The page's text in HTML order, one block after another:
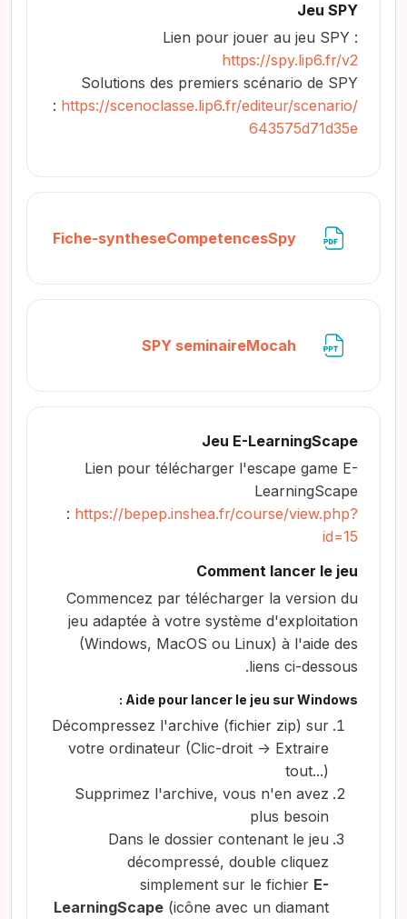
Jeu SPY
Lien pour jouer au jeu SPY :
https://spy.lip6.fr/v2
Solutions des premiers scénario de SPY
: https://scenoclasse.lip6.fr/editeur/scenario/
643575d71d35e
Fiche-syntheseCompetencesSpy
SPY seminaireMocahملف
Jeu E-LearningScape
Lien pour télécharger l'escape game E-
LearningScape
: https://bepep.inshea.fr/course/view.php?
id=15
Comment lancer le jeu
Commencez par télécharger la version du
jeu adaptée à votre système d'exploitation
(Windows, MacOS ou Linux) à l'aide des
liens ci-dessous.
Aide pour lancer le jeu sur Windows :
Décompressez l'archive (fichier zip) sur
votre ordinateur (Clic-droit -> Extraire
tout...)
Supprimez l'archive, vous n'en avez
plus besoin
Dans le dossier contenant le jeu
décompressé, double cliquez
simplement sur le fichier E-
LearningScape (icône avec un diamant